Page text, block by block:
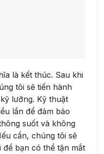
là kết thúc. Sau khi
tôi sẽ tiến hành
lưỡng. Kỹ thuật
lần để đảm bảo
suốt và không
cần, chúng tôi sẽ
để bạn có thể tận mắt